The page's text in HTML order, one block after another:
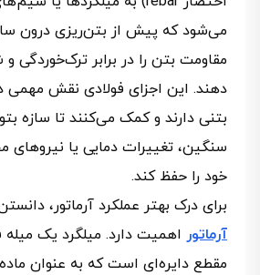
می‌شود که پیش از بتن‌ریزی درون
مقاومت بتن را در برابر
دهند. این اجزای فولادی نقش مهمی
بتنی دارند و کمک می‌کنند تا سازه
سنگین، تغییرات دمایی یا نیروهای
خود را حفظ کند.
برای درک بهتر عملکرد آرماتور،
آرماتور اهمیت دارد. میلگرد یک
مقطع دایره‌ای است که به عنوان